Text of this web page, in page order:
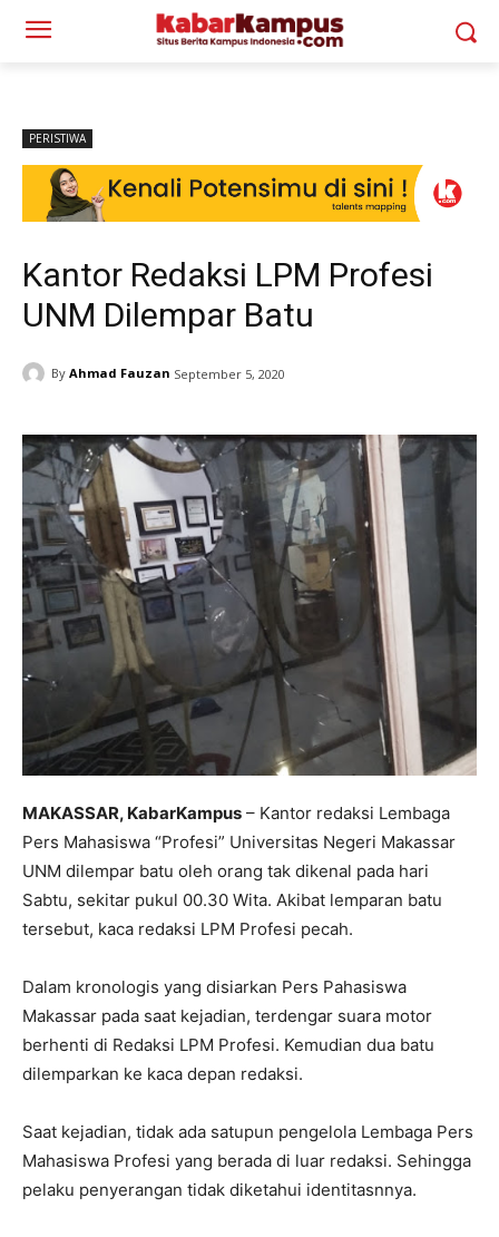
PERISTIWA
Kantor Redaksi LPM Profesi
UNM Dilempar Batu
By Ahmad Fauzan September 5, 2020
MAKASSAR, KabarKampus – Kantor redaksi Lembaga
Pers Mahasiswa “Profesi” Universitas Negeri Makassar
UNM dilempar batu oleh orang tak dikenal pada hari
Sabtu, sekitar pukul 00.30 Wita. Akibat lemparan batu
tersebut, kaca redaksi LPM Profesi pecah.
Dalam kronologis yang disiarkan Pers Pahasiswa
Makassar pada saat kejadian, terdengar suara motor
berhenti di Redaksi LPM Profesi. Kemudian dua batu
dilemparkan ke kaca depan redaksi.
Saat kejadian, tidak ada satupun pengelola Lembaga Pers
Mahasiswa Profesi yang berada di luar redaksi. Sehingga
pelaku penyerangan tidak diketahui identitasnnya.